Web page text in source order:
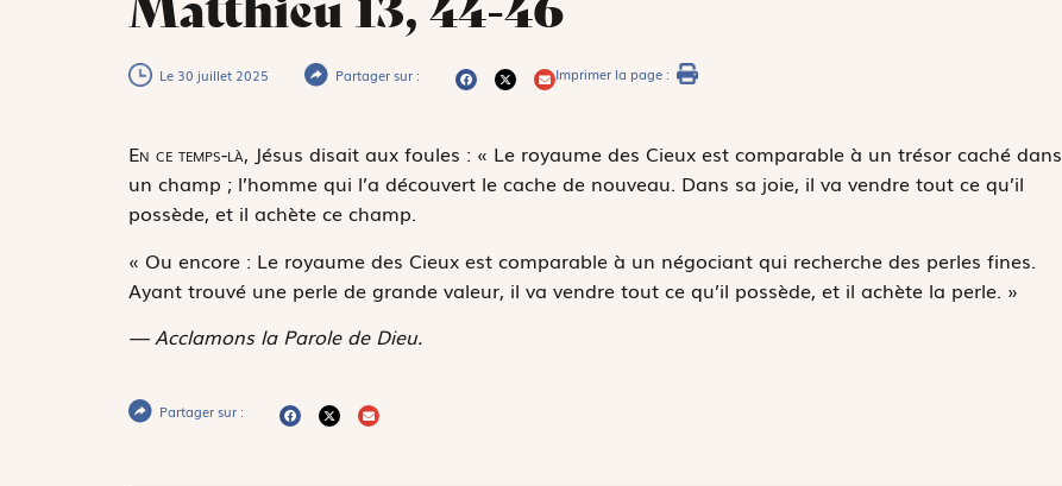
Le 30 juillet 2025 Partager sur : Imprimer la page :
En ce temps-là, Jésus disait aux foules : « Le royaume des Cieux est comparable à un trésor caché dans
un champ ; l’homme qui l’a découvert le cache de nouveau. Dans sa joie, il va vendre tout ce qu’il
possède, et il achète ce champ.
« Ou encore : Le royaume des Cieux est comparable à un négociant qui recherche des perles fines.
Ayant trouvé une perle de grande valeur, il va vendre tout ce qu’il possède, et il achète la perle. »
— Acclamons la Parole de Dieu.
Partager sur :